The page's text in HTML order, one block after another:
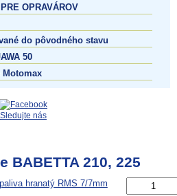
OPRAVÁROV
do pôvodného stavu
50
Motomax
Sledujte nás
BABETTA 210, 225
hranatý RMS 7/7mm